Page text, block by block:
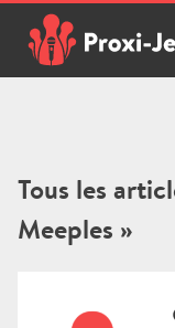
content
Tous les
Meeples »